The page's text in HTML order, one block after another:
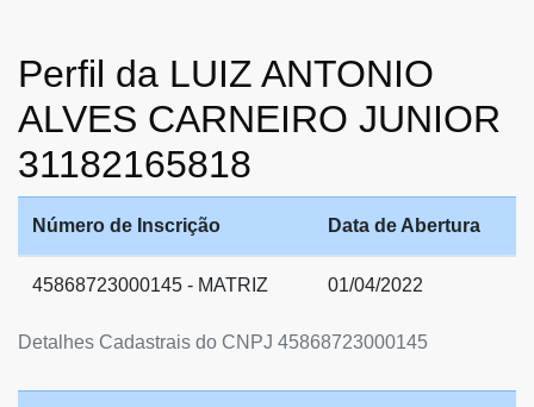
Perfil da LUIZ ANTONIO
ALVES CARNEIRO JUNIOR
31182165818
Detalhes Cadastrais do CNPJ 45868723000145
Número de Inscrição Data de Abertura
45868723000145 - MATRIZ 01/04/2022